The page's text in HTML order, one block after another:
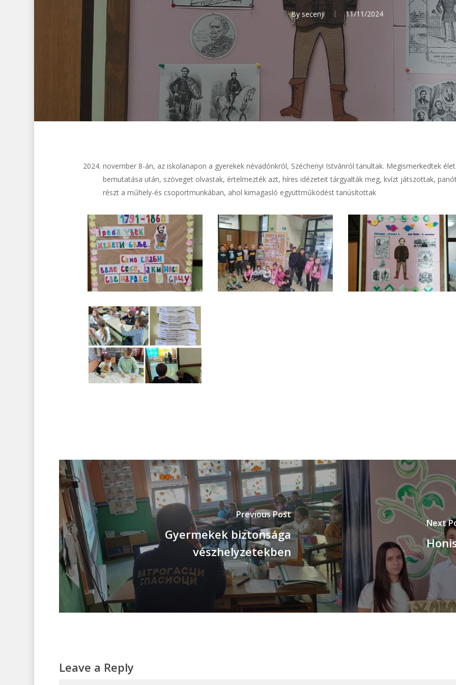
By secenji 11/11/2024
november 8-án, az iskolanapon a gyerekek névadónkról, Széchenyi Istvánról tanultak. Megismerkedtek
bemutatása után, szöveget olvastak, értelmezték azt, híres idézeteit tárgyalták meg, kvízt játszottak,
részt a műhely-és csoportmunkában, ahol kimagasló együttműködést tanúsítottak
1.kép
2.
kép
kép
5.
kép
Previous Post
Gyermekek biztonsága
vészhelyzetekben
Next
Leave a Reply